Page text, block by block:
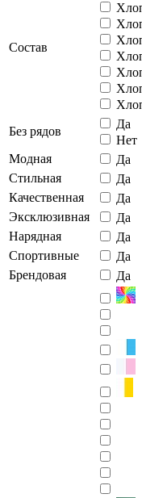
Состав
Без рядов
Да
Нет
Модная
Да
Стильная
Да
Качественная
Да
Эксклюзивная
Да
Нарядная
Да
Спортивные
Да
Брендовая
Да